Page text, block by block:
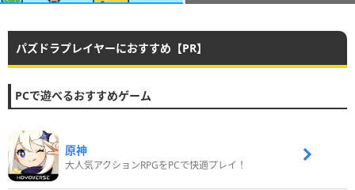
パズドラプレイヤーにおすすめ【PR】
PCで遊べるおすすめゲーム
原神
大人気アクションRPGをPCで快適プレイ！